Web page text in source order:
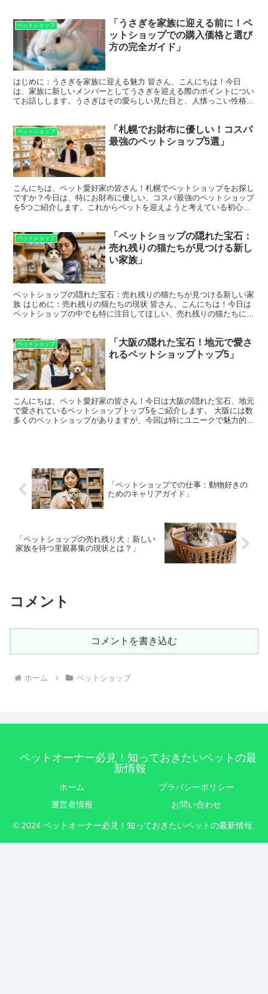
ペットショップ
「うさぎを家族に迎える前に！ペ
ットショップでの購入価格と選び
方の完全ガイド」
はじめに：うさぎを家族に迎える魅力 皆さん、こんにちは！今日
は、家族に新しいメンバーとしてうさぎを迎える際のポイントについ
てお話しします。うさぎはその愛らしい見た目と、人懐っこい性格で
ペットショップ
「札幌でお財布に優しい！コスパ
最強のペットショップ5選」
こんにちは、ペット愛好家の皆さん！札幌でペットショップをお探し
ですか？今日は、特にお財布に優しい、コスパ最強のペットショップ
を5つご紹介します。これからペットを迎えようと考えている初心者
ペットショップ
「ペットショップの隠れた宝石：
売れ残りの猫たちが見つける新し
い家族」
ペットショップの隠れた宝石：売れ残りの猫たちが見つける新しい家
族 はじめに：売れ残りの猫たちの現状 皆さん、こんにちは！今日は
ペットショップの中でも特に注目してほしい、売れ残りの猫たちにス
ペットショップ
「大阪の隠れた宝石！地元で愛さ
れるペットショップトップ5」
こんにちは、ペット愛好家の皆さん！今日は大阪の隠れた宝石、地元
で愛されているペットショップトップ5をご紹介します。 大阪には数
多くのペットショップがありますが、今回は特にユニークで魅力的な
「ペットショップでの仕事：動物好きの
ためのキャリアガイド」
「ペットショップの売れ残り犬：新しい
家族を待つ里親募集の現状とは？」
コメント
コメントを書き込む
ホーム ペットショップ
ペットオーナー必見！知っておきたいペットの最
新情報
ホーム
プラバシーポリシー
運営者情報
お問い合わせ
© 2024 ペットオーナー必見！知っておきたいペットの最新情報.